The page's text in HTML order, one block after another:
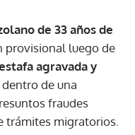
de 33 años de
provisional luego de
agravada y
dentro de una
fraudes
trámites migratorios.